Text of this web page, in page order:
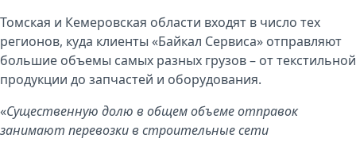
Томская и Кемеровская области входят в число тех
регионов, куда клиенты «Байкал Сервиса» отправляют
большие объемы самых разных грузов – от текстильной
продукции до запчастей и оборудования.
«Существенную долю в общем объеме отправок
занимают перевозки в строительные сети